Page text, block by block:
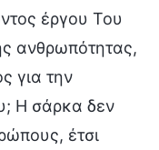
έργου Του
ανθρωπότητας,
για την
Η σάρκα δεν
έτσι